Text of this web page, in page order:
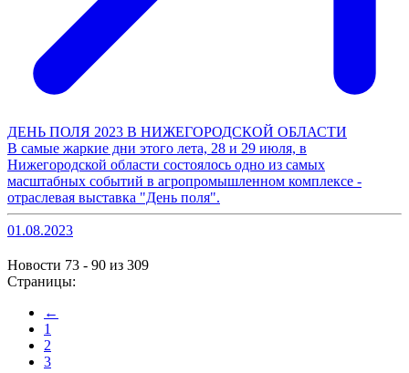
ДЕНЬ ПОЛЯ 2023 В НИЖЕГОРОДСКОЙ ОБЛАСТИ
В самые жаркие дни этого лета, 28 и 29 июля, в
Нижегородской области состоялось одно из самых
масштабных событий в агропромышленном комплексе -
отраслевая выставка "День поля".
01.08.2023
Новости 73 - 90 из 309
Страницы:
←
1
2
3